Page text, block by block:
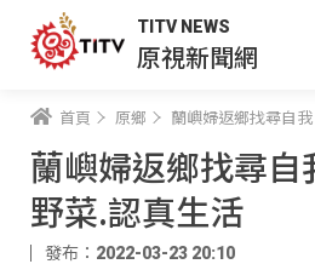
TITV NEWS
原視新聞網
首頁 原鄉 蘭嶼婦返鄉找尋自
蘭嶼婦返鄉找尋自
野菜.認真生活
發布：2022-03-23 20:10